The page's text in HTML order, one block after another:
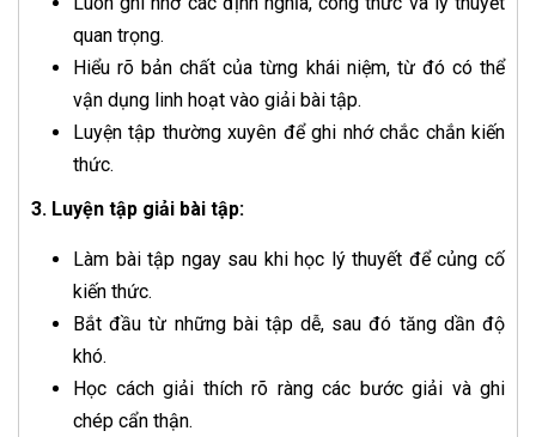
quan trọng.
Hiểu rõ bản chất của từng khái niệm, từ đó có thể
vận dụng linh hoạt vào giải bài tập.
Luyện tập thường xuyên để ghi nhớ chắc chắn kiến
thức.
3. Luyện tập giải bài tập:
Làm bài tập ngay sau khi học lý thuyết để củng cố
kiến thức.
Bắt đầu từ những bài tập dễ, sau đó tăng dần độ
khó.
Học cách giải thích rõ ràng các bước giải và ghi
chép cẩn thận.